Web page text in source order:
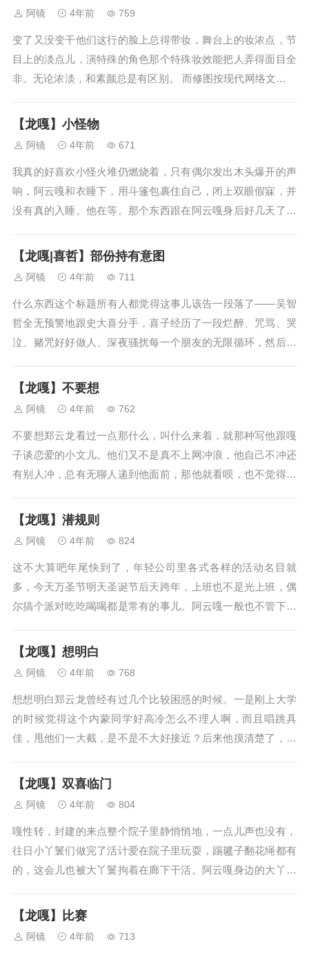
阿镜 4年前 759
变了又没变干他们这行的脸上总得带妆，舞台上的妆浓点，节
目上的淡点儿，演特殊的角色那个特殊妆效能把人弄得面目全
非。无论浓淡，和素颜总是有区别。 而修图按现代网络文化来
修才能发，力求到没有半点儿瑕疵才好一样。他们俩大学的时
【龙嘎】小怪物
阿镜 4年前 671
我真的好喜欢小怪火堆仍燃烧着，只有偶尔发出木头爆开的声
响，阿云嘎和衣睡下，用斗篷包裹住自己，闭上双眼假寐，并
没有真的入睡。他在等。那个东西跟在阿云嘎身后好几天了，
窸窣声响，对方又善于躲藏，直到前两天夜里那动静越发靠
【龙嘎|喜哲】部份持有意图
阿镜 4年前 711
什么东西这个标题所有人都觉得这事儿该告一段落了——吴智
哲全无预警地跟史大喜分手，喜子经历了一段烂醉、咒骂、哭
泣、赌咒好好做人、深夜骚扰每一个朋友的无限循环，然后终
回心转意的意思，这几周每一个被史大喜在凌晨打电话哀嚎过
【龙嘎】不要想
阿镜 4年前 762
不要想郑云龙看过一点那什么，叫什么来着，就那种写他跟嘎
子谈恋爱的小文儿。他们又不是真不上网冲浪，他自己不冲还
有别人冲，总有无聊人递到他面前，那他就看呗，也不觉得怎
时候又好像有那么一点儿不离谱，就拿有人说阿云嘎能生小孩
【龙嘎】潜规则
阿镜 4年前 824
这不大算吧年尾快到了，年轻公司里各式各样的活动名目就
多，今天万圣节明天圣诞节后天跨年，上班也不是光上班，偶
尔搞个派对吃吃喝喝都是常有的事儿。阿云嘎一般也不管下面
请点心，大家乐一乐，顶多喊他一下，可也不会真的有人叫他
【龙嘎】想明白
阿镜 4年前 768
想想明白郑云龙曾经有过几个比较困惑的时候。一是刚上大学
的时候觉得这个内蒙同学好高冷怎么不理人啊，而且唱跳具
佳，甩他们一大截，是不是不大好接近？后来他摸清楚了，阿
话，后面熟了就好了。接着郑云龙第二个困惑的时候是跟阿云
【龙嘎】双喜临门
阿镜 4年前 804
嘎性转，封建的来点整个院子里静悄悄地，一点儿声也没有，
往日小丫鬟们做完了活计爱在院子里玩耍，踢毽子翻花绳都有
的，这会儿也被大丫鬟拘着在廊下干活。阿云嘎身边的大丫鬟
道：“太太消消气儿呢，用点甜的，倒没得为了好事憋闷的
【龙嘎】比赛
阿镜 4年前 713